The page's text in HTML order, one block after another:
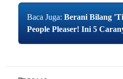
Baca Juga: Berani Bilang
People Pleaser! Ini 5